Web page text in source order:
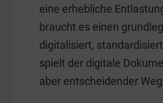
eine erhebliche
braucht es einen
digitalisiert,
spielt der digitale
aber entscheidender